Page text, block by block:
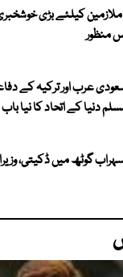
کیلئے بڑی
منظور
عرب اور ترکیہ کے
دنیا کے اتحاد کا نیا باب
گوٹھ میں ڈکیتی،